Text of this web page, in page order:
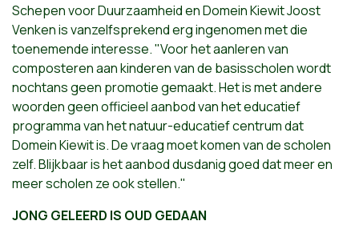
Schepen voor Duurzaamheid en Domein Kiewit Joost
Venken is vanzelfsprekend erg ingenomen met die
toenemende interesse. "Voor het aanleren van
composteren aan kinderen van de basisscholen wordt
nochtans geen promotie gemaakt. Het is met andere
woorden geen officieel aanbod van het educatief
programma van het natuur-educatief centrum dat
Domein Kiewit is. De vraag moet komen van de scholen
zelf. Blijkbaar is het aanbod dusdanig goed dat meer en
meer scholen ze ook stellen."
JONG GELEERD IS OUD GEDAAN